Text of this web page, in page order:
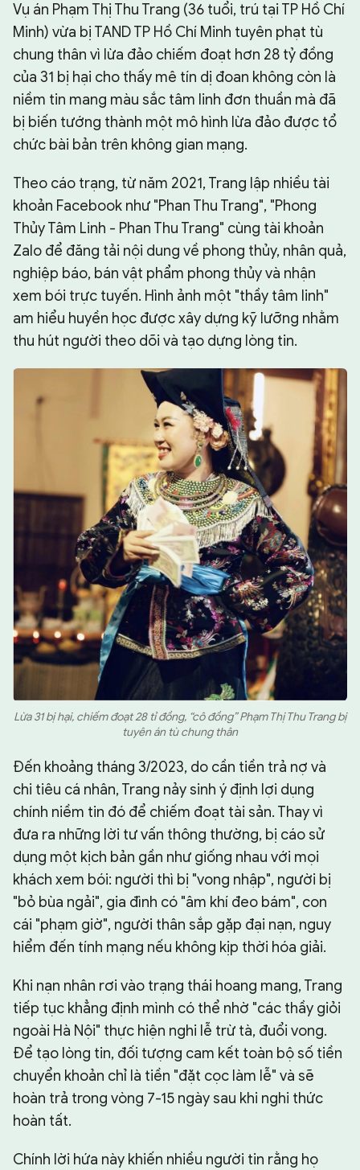
Vụ án Phạm Thị Thu Trang (36 tuổi, trú tại TP Hồ Chí
Minh) vừa bị TAND TP Hồ Chí Minh tuyên phạt tù
chung thân vì lừa đảo chiếm đoạt hơn 28 tỷ đồng
của 31 bị hại cho thấy mê tín dị đoan không còn là
niềm tin mang màu sắc tâm linh đơn thuần mà đã
bị biến tướng thành một mô hình lừa đảo được tổ
chức bài bản trên không gian mạng.
Theo cáo trạng, từ năm 2021, Trang lập nhiều tài
khoản Facebook như "Phan Thu Trang", "Phong
Thủy Tâm Linh - Phan Thu Trang" cùng tài khoản
Zalo để đăng tải nội dung về phong thủy, nhân quả,
nghiệp báo, bán vật phẩm phong thủy và nhận
xem bói trực tuyến. Hình ảnh một "thầy tâm linh"
am hiểu huyền học được xây dựng kỹ lưỡng nhằm
thu hút người theo dõi và tạo dựng lòng tin.
Lừa 31 bị hại, chiếm đoạt 28 tỉ đồng, “cô đồng” Phạm Thị Thu Trang bị
tuyên án tù chung thân
Đến khoảng tháng 3/2023, do cần tiền trả nợ và
chi tiêu cá nhân, Trang nảy sinh ý định lợi dụng
chính niềm tin đó để chiếm đoạt tài sản. Thay vì
đưa ra những lời tư vấn thông thường, bị cáo sử
dụng một kịch bản gần như giống nhau với mọi
khách xem bói: người thì bị "vong nhập", người bị
"bỏ bùa ngải", gia đình có "âm khí đeo bám", con
cái "phạm giờ", người thân sắp gặp đại nạn, nguy
hiểm đến tính mạng nếu không kịp thời hóa giải.
Khi nạn nhân rơi vào trạng thái hoang mang, Trang
tiếp tục khẳng định mình có thể nhờ "các thầy giỏi
ngoài Hà Nội" thực hiện nghi lễ trừ tà, đuổi vong.
Để tạo lòng tin, đối tượng cam kết toàn bộ số tiền
chuyển khoản chỉ là tiền "đặt cọc làm lễ" và sẽ
hoàn trả trong vòng 7-15 ngày sau khi nghi thức
hoàn tất.
Chính lời hứa này khiến nhiều người tin rằng họ